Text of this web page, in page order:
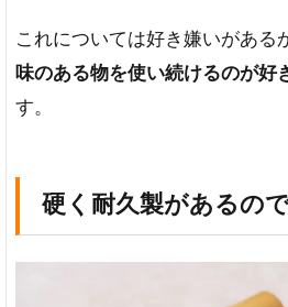
6
の値
7
ま
と
め
これについては好き嫌いがある
味のある物を使い続けるのが好
す。
硬く耐久製があるの